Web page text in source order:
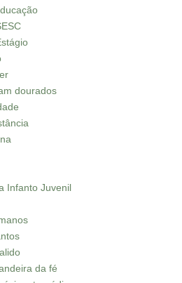
dourados
Infanto Juvenil
da fé